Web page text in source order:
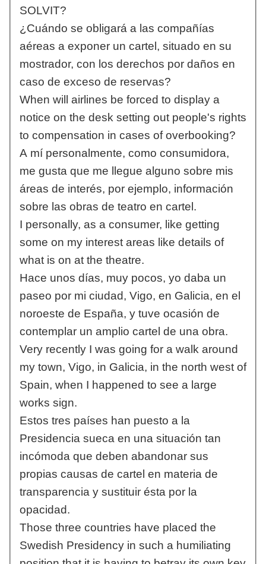
SOLVIT?
¿Cuándo se obligará a las compañías
aéreas a exponer un cartel, situado en su
mostrador, con los derechos por daños en
caso de exceso de reservas?
When will airlines be forced to display a
notice on the desk setting out people's rights
to compensation in cases of overbooking?
A mí personalmente, como consumidora,
me gusta que me llegue alguno sobre mis
áreas de interés, por ejemplo, información
sobre las obras de teatro en cartel.
I personally, as a consumer, like getting
some on my interest areas like details of
what is on at the theatre.
Hace unos días, muy pocos, yo daba un
paseo por mi ciudad, Vigo, en Galicia, en el
noroeste de España, y tuve ocasión de
contemplar un amplio cartel de una obra.
Very recently I was going for a walk around
my town, Vigo, in Galicia, in the north west of
Spain, when I happened to see a large
works sign.
Estos tres países han puesto a la
Presidencia sueca en una situación tan
incómoda que deben abandonar sus
propias causas de cartel en materia de
transparencia y sustituir ésta por la
opacidad.
Those three countries have placed the
Swedish Presidency in such a humiliating